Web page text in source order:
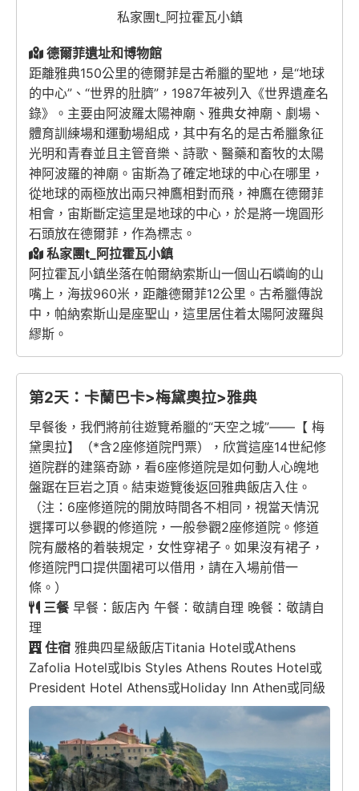
私家團t_阿拉霍瓦小鎮
德爾菲遺址和博物館
距離雅典150公里的德爾菲是古希臘的聖地，是“地球
的中心”、“世界的肚臍”，1987年被列入《世界遺產名
錄》。主要由阿波羅太陽神廟、雅典女神廟、劇場、
體育訓練場和運動場組成，其中有名的是古希臘象征
光明和青春並且主管音樂、詩歌、醫藥和畜牧的太陽
神阿波羅的神廟。宙斯為了確定地球的中心在哪里，
從地球的兩極放出兩只神鷹相對而飛，神鷹在德爾菲
相會，宙斯斷定這里是地球的中心，於是將一塊圓形
石頭放在德爾菲，作為標志。
私家團t_阿拉霍瓦小鎮
阿拉霍瓦小鎮坐落在帕爾納索斯山一個山石嶙峋的山
嘴上，海拔960米，距離德爾菲12公里。古希臘傳說
中，帕納索斯山是座聖山，這里居住着太陽阿波羅與
繆斯。
第2天：卡蘭巴卡>梅黛奧拉>雅典
早餐後，我們將前往遊覽希臘的“天空之城”——【 梅
黛奧拉】（*含2座修道院門票），欣賞這座14世紀修
道院群的建築奇跡，看6座修道院是如何動人心魄地
盤踞在巨岩之頂。結束遊覽後返回雅典飯店入住。
（注：6座修道院的開放時間各不相同，視當天情況
選擇可以參觀的修道院，一般參觀2座修道院。修道
院有嚴格的着裝規定，女性穿裙子。如果沒有裙子，
修道院門口提供圍裙可以借用，請在入場前借一
條。）
三餐早餐：飯店內 午餐：敬請自理 晚餐：敬請自
理
住宿 雅典四星級飯店Titania Hotel或Athens
Zafolia Hotel或Ibis Styles Athens Routes Hotel或
President Hotel Athens或Holiday Inn Athen或同級